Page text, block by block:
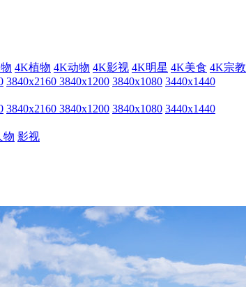
4K植物 4K动物 4K影视 4K明星 4K美食 4K宗教
3840x2160 3840x1200 3840x1080 3440x1440
3840x2160 3840x1200 3840x1080 3440x1440
物 影视